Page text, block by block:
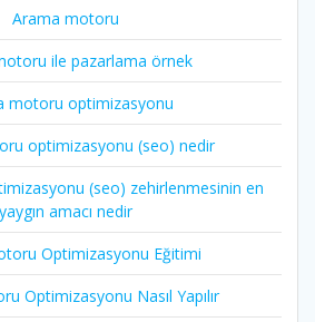
Arama motoru
ile pazarlama örnek
motoru optimizasyonu
optimizasyonu (seo) nedir
(seo) zehirlenmesinin en
yaygın amacı nedir
Optimizasyonu Eğitimi
Optimizasyonu Nasıl Yapılır